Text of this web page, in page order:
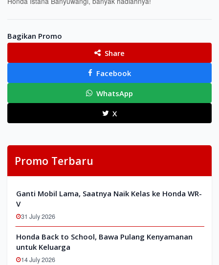
Bagikan Promo
Share
Facebook
WhatsApp
X
Promo Terbaru
Ganti Mobil Lama, Saatnya Naik Kelas ke Honda WR-
V
31 July 2026
Honda Back to School, Bawa Pulang Kenyamanan
untuk Keluarga
14 July 2026